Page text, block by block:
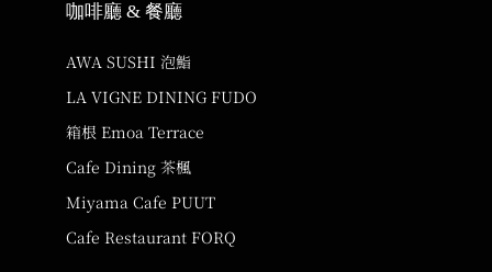
咖啡廳 & 餐廳
AWA SUSHI 泡鮨
LA VIGNE DINING FUDO
箱根 Emoa Terrace
Cafe Dining 茶楓
Miyama Cafe PUUT
Cafe Restaurant FORQ